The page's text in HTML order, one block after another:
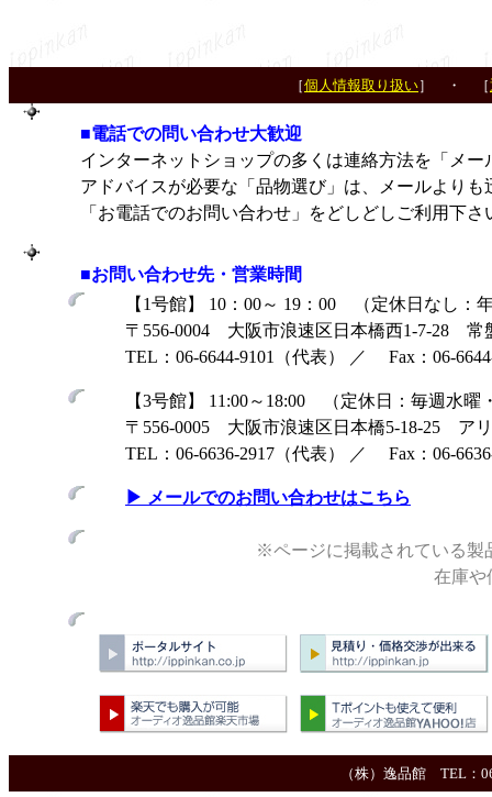
［個人情報取り扱い］ ・ ［
■電話での問い合わせ大歓迎
インターネットショップの多くは連絡方法を「メ
アドバイスが必要な「品物選び」は、メールより
「お電話でのお問い合わせ」をどしどしご利用下さ
■お問い合わせ先・営業時間
【1号館】 10：00～ 19：00 （定休日なし：
〒556-0004 大阪市浪速区日本橋西1-7-28 常
TEL：06-6644-9101（代表） ／ Fax：06-
【3号館】 11:00～18:00 （定休日：毎週水
〒556-0005 大阪市浪速区日本橋5-18-25 ア
TEL：06-6636-2917（代表） ／ Fax：06-
▶ メールでのお問い合わせはこちら
※ページに掲載されている製
在庫や価
（株）逸品館 TEL：